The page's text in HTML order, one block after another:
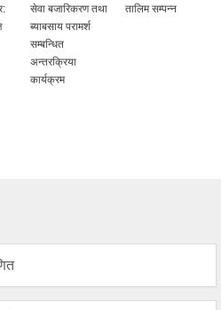
सेवा बजारिकरण तथा
ब्याबसाय परामर्श
सम्बन्धित
अन्तरक्रिया
कार्यक्रम
तालिम सम्पन्न